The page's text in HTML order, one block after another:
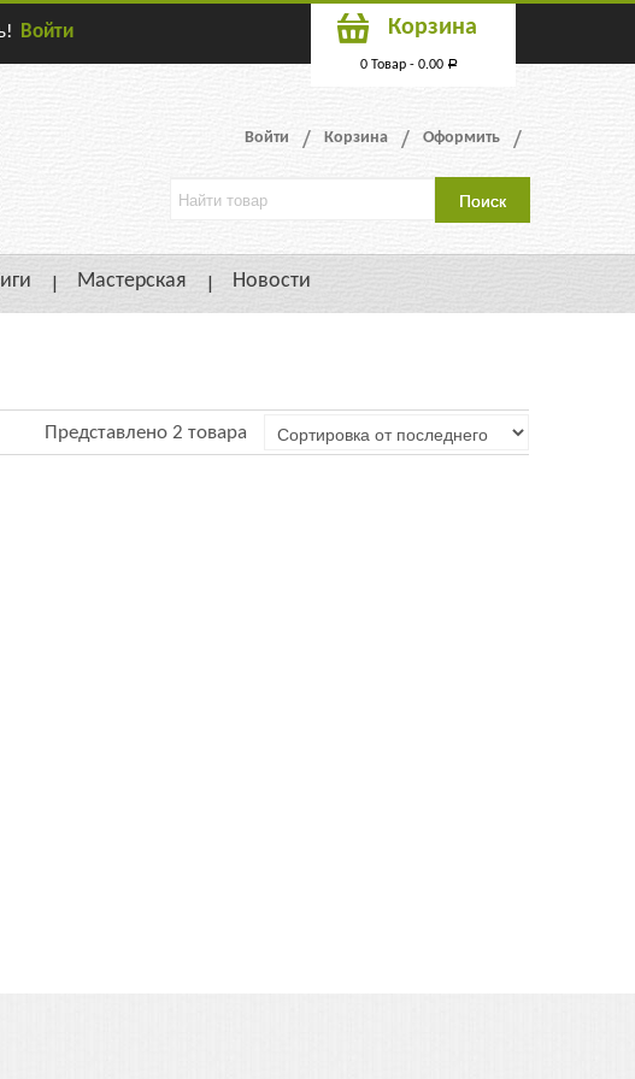
Войти Корзина
0 Товар - 0.00 Р
Войти Корзина Оформить
Мастерская Новости
Представлено 2 товара